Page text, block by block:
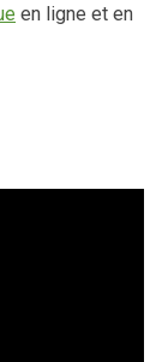
en ligne et en